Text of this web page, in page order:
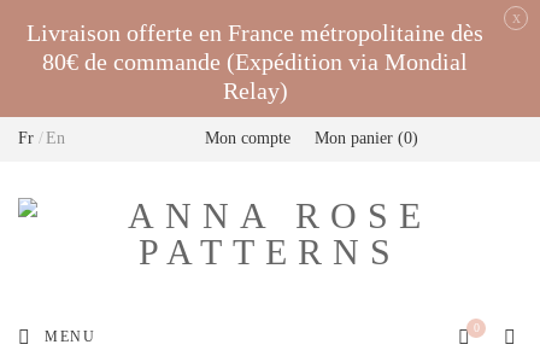
Fr En Mon compte Mon panier 0
MENU
0
Livraison offerte en France métropolitaine dès
80€ de commande (Expédition via Mondial
Relay)
x